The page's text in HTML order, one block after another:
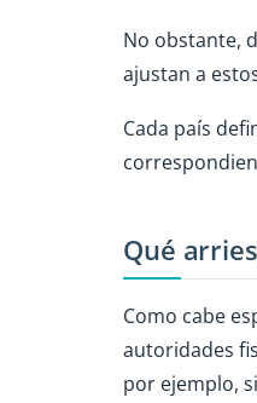
No obstante,
ajustan a
Cada país
Qué
Como cabe
autoridades
por ejemplo,